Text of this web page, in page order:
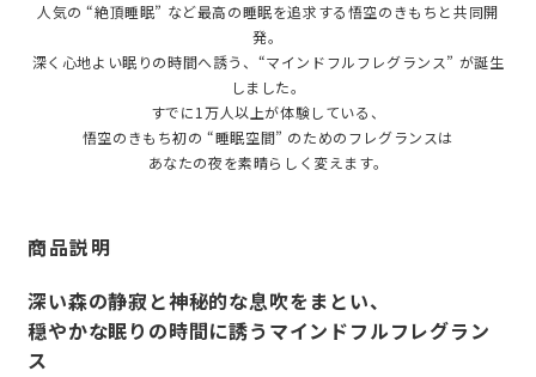
人気の “絶頂睡眠” など最高の睡眠を追求する悟空のきもちと共同開
発。
深く心地よい眠りの時間へ誘う、“マインドフルフレグランス” が誕生
しました。
すでに1万人以上が体験している、
悟空のきもち初の “睡眠空間” のためのフレグランスは
あなたの夜を素晴らしく変えます。
商品説明
深い森の静寂と神秘的な息吹をまとい、
穏やかな眠りの時間に誘うマインドフルフレグラン
ス